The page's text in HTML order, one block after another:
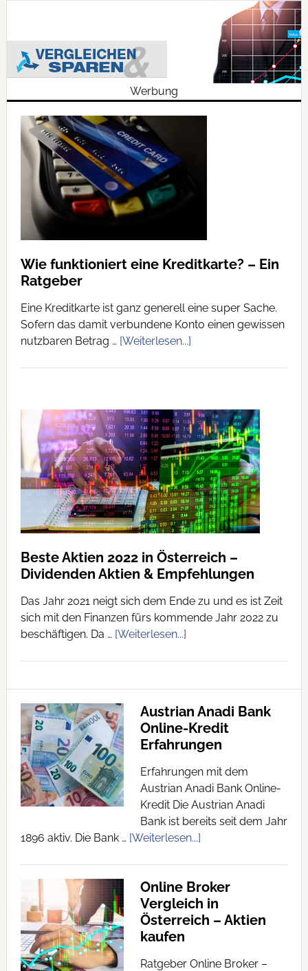
Werbung
Wie funktioniert eine Kreditkarte? – Ein
Ratgeber
Eine Kreditkarte ist ganz generell eine super Sache.
Sofern das damit verbundene Konto einen gewissen
nutzbaren Betrag … [Weiterlesen...]
Beste Aktien 2022 in Österreich –
Dividenden Aktien & Empfehlungen
Das Jahr 2021 neigt sich dem Ende zu und es ist Zeit
sich mit den Finanzen fürs kommende Jahr 2022 zu
beschäftigen. Da … [Weiterlesen...]
Austrian Anadi Bank
Online-Kredit
Erfahrungen
Erfahrungen mit dem
Austrian Anadi Bank Online-
Kredit Die Austrian Anadi
Bank ist bereits seit dem Jahr
1896 aktiv. Die Bank … [Weiterlesen...]
Online Broker
Vergleich in
Österreich – Aktien
kaufen
Ratgeber Online Broker –